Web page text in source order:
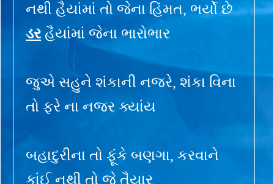
નથી હૈયાંમાં તો જેના હિંમત, ભર્યો છે
ડરહૈયાંમાં જેના ભારોભાર
જુએ સહુને શંકાની નજરે, શંકા વિના
તો ફરે ના નજર ક્યાંય
બહાદુરીના તો ફૂંકે બણગા, કરવાને
કાંઈ નથી તો જે તૈયાર